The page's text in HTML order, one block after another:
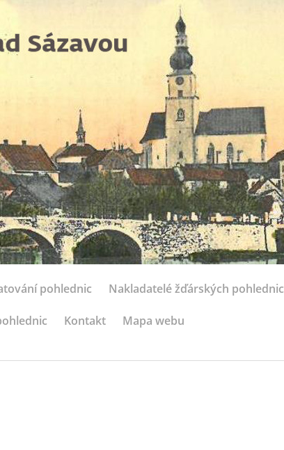
pohlednic Nakladatelé žďárských pohlednic
Kontakt Mapa webu